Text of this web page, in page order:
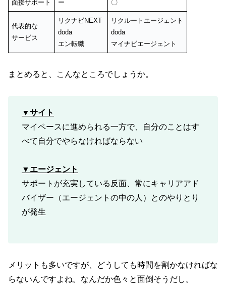
面接サポート ー 〇
代表的な
サービス
リクナビNEXT
doda
エン転職
リクルートエージェント
doda
マイナビエージェント
まとめると、こんなところでしょうか。
▼サイト
マイペースに進められる一方で、自分のことはす
べて自分でやらなければならない
▼エージェント
サポートが充実している反面、常にキャリアアド
バイザー（エージェントの中の人）とのやりとり
が発生
メリットも多いですが、どうしても時間を割かなければな
らないんですよね。なんだか色々と面倒そうだし。